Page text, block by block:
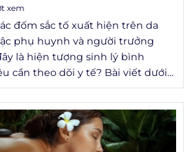
xem
đốm sắc tố xuất hiện trên da
phụ huynh và người trưởng
là hiện tượng sinh lý bình
cần theo dõi y tế? Bài viết dưới
chuẩn y khoa về nevus là gì,
thành, cách phân loại bớt nevus
xử lý đang được áp dụng phổ